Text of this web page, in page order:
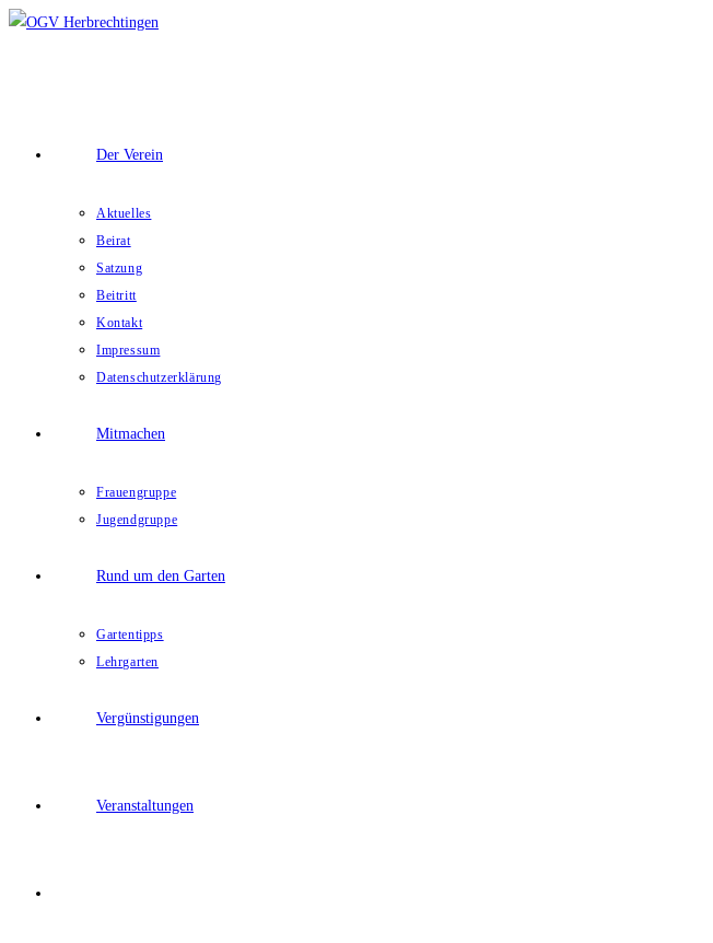
Zum
Der Verein
Aktuelles
Beirat
Satzung
Beitritt
Kontakt
Impressum
Datenschutzerklärung
Mitmachen
Frauengruppe
Jugendgruppe
Rund um den Garten
Gartentipps
Lehrgarten
Vergünstigungen
Veranstaltungen